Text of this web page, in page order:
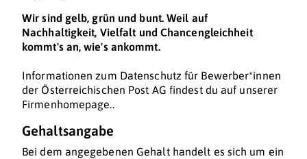
Wir sind gelb, grün und bunt. Weil auf
Nachhaltigkeit, Vielfalt und Chancengleichheit
kommt's an, wie's ankommt.
Informationen zum Datenschutz für Bewerber*innen
der Österreichischen Post AG findest du auf unserer
Firmenhomepage..
Gehaltsangabe
Bei dem angegebenen Gehalt handelt es sich um ein